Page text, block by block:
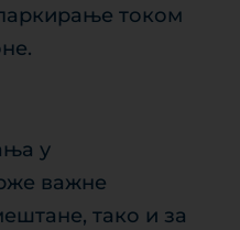
током
у
важне
тако и за